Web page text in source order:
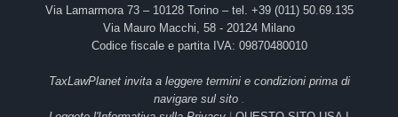
Via Lamarmora 73 – 10128 Torino – tel. +39 (011) 50.69.135
Via Mauro Macchi, 58 - 20124 Milano
Codice fiscale e partita IVA: 09870480010
TaxLawPlanet invita a leggere termini e condizioni prima di
navigare sul sito